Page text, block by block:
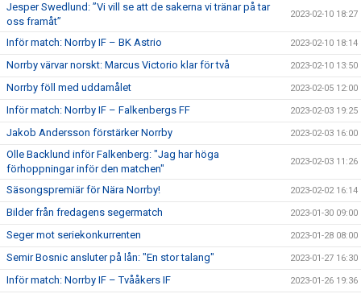
Jesper Swedlund: ”Vi vill se att de sakerna vi tränar på tar
oss framåt”
2023-02-10 18:27
Inför match: Norrby IF – BK Astrio 2023-02-10 18:14
Norrby värvar norskt: Marcus Victorio klar för två 2023-02-10 13:50
Norrby föll med uddamålet 2023-02-05 12:00
Inför match: Norrby IF – Falkenbergs FF 2023-02-03 19:25
Jakob Andersson förstärker Norrby 2023-02-03 16:00
Olle Backlund inför Falkenberg: "Jag har höga
förhoppningar inför den matchen"
2023-02-03 11:26
Säsongspremiär för Nära Norrby! 2023-02-02 16:14
Bilder från fredagens segermatch 2023-01-30 09:00
Seger mot seriekonkurrenten 2023-01-28 08:00
Semir Bosnic ansluter på lån: "En stor talang" 2023-01-27 16:30
Inför match: Norrby IF – Tvååkers IF 2023-01-26 19:36